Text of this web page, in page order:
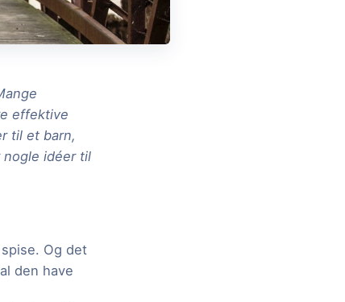
effektive
til et barn,
nogle idéer til
Og det
den have